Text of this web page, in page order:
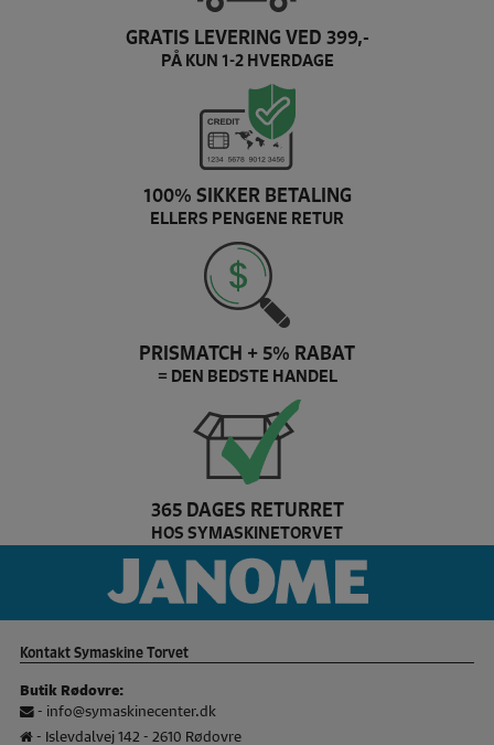
GRATIS LEVERING VED 399,-
PÅ KUN 1-2 HVERDAGE
100% SIKKER BETALING
ELLERS PENGENE RETUR
PRISMATCH + 5% RABAT
= DEN BEDSTE HANDEL
365 DAGES RETURRET
HOS SYMASKINETORVET
husqvarna Brand slider
Kontakt Symaskine Torvet
Butik Rødovre:
- info@symaskinecenter.dk
- Islevdalvej 142 - 2610 Rødovre